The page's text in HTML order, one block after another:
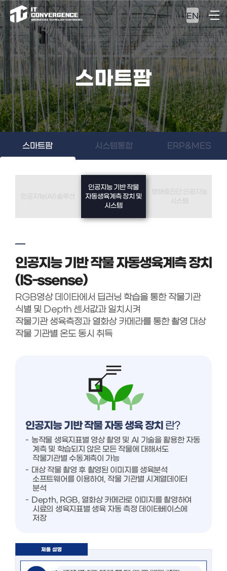
EN
스마트팜
스마트팜 시스템통합 ERP&MES
인공지능 기반 작물
자동생육계측 장치 및
시스템
인공지능 기반 작물 자동생육계측 장치
(IS-ssense)
RGB영상 데이타에서 딥러닝 학습을 통한 작물기관
식별 및 Depth 센서값과 일치시켜
작물기관 생육측정과 열화상 카메라를 통한 촬영 대상
작물 기관별 온도 동시 취득
인공지능 기반 작물 자동 생육 장치 란?
농작물 생육지표별 영상 촬영 및 AI 기술을 활용한 자동
계측 및 학습되지 않은 모든 작물에 대해서도
작물기관별 수동계측이 가능
대상 작물 촬영 후 촬영된 이미지를 생육분석
소프트웨어를 이용하여, 작물 기관별 시계열데이터
분석
Depth, RGB, 열화상 카메라로 이미지를 촬영하여
시료의 생육지표별 생육 자동 측정 데이터베이스에
저장